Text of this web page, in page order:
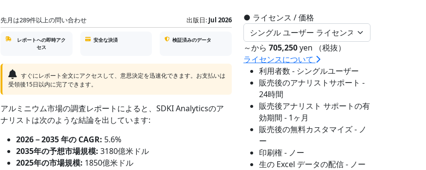
先月は289件以上の問い合わせ 出版日: Jul 2026
レポートへの即時アク
セス
安全な決済 検証済みのデータ
すぐにレポート全文にアクセスして、意思決定を迅速化できます。お支払いは
受領後15日以内に完了できます。
アルミニウム市場の調査レポートによると、SDKI Analyticsのア
ナリストは次のような結論を出しています:
2026－2035 年の CAGR: 5.6%
2035年の予想市場規模: 3180億米ドル
2025年の市場規模: 1850億米ドル
● ライセンス / 価格
～から 705,250yen （税抜）
ライセンスについて
利用者数 - シングルユーザー
販売後のアナリストサポート -
24時間
販売後アナリスト サポートの有
効期間 - 1ヶ月
販売後の無料カスタマイズ - ノ
ー
印刷権 - ノー
生の Excel データの配信 - ノー